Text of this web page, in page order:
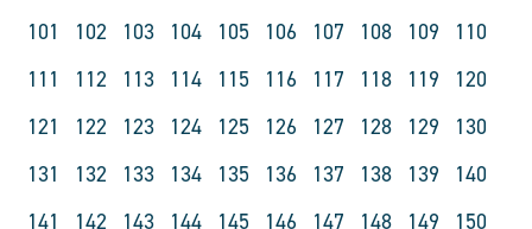
101
102 103 104 105 106 107 108 109
110
111
112 113 114 115 116 117 118 119
120
121
122 123 124 125 126 127 128 129
130
131
132 133 134 135 136 137 138 139
140
141
142 143 144 145 146 147 148 149
150